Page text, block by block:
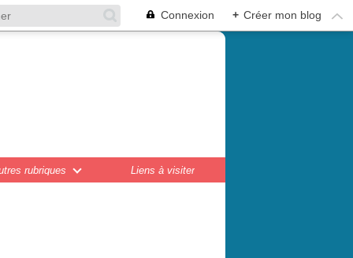
Connexion + Créer mon blog
rubriques Liens à visiter